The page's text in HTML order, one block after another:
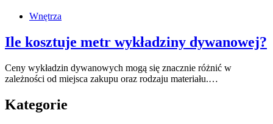
Wnętrza
Ile kosztuje metr wykładziny dywanowej?
Ceny wykładzin dywanowych mogą się znacznie różnić w
zależności od miejsca zakupu oraz rodzaju materiału.…
Kategorie